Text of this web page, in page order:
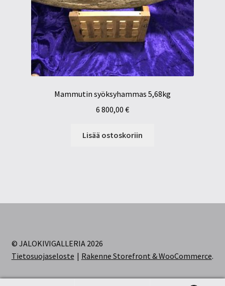
Mammutin syöksyhammas 5,68kg
6 800,00 €
Lisää ostoskoriin
© JALOKIVIGALLERIA 2026
Tietosuojaseloste
Rakenne Storefront & WooCommerce.